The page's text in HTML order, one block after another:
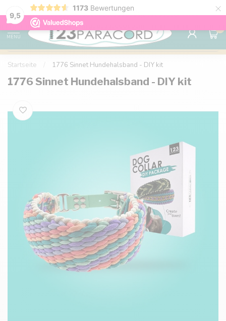
9,5
1173 Bewertungen ×
Sparen Sie mit Ihrem Konto und sichern Sie sich
Rabatte.
MENU
0
Startseite 1776 Sinnet Hundehalsband - DIY kit
1776 Sinnet Hundehalsband - DIY kit